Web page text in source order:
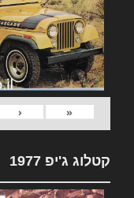
«
‹
קטלוג ג'יפ 1977